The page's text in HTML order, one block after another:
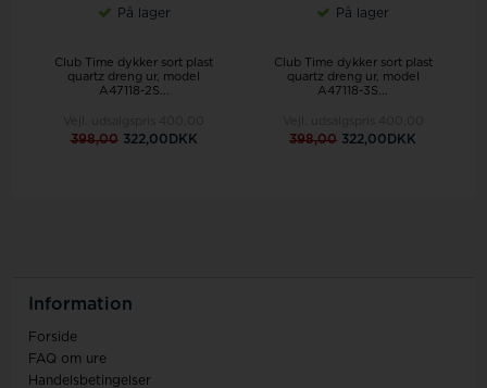
På lager
Club Time dykker sort plast
quartz dreng ur, model
A47118-2S...
398,00 322,00DKK
På lager
Club Time dykker sort plast
quartz dreng ur, model
A47118-3S...
398,00 322,00DKK
Information
Forside
FAQ om ure
Handelsbetingelser